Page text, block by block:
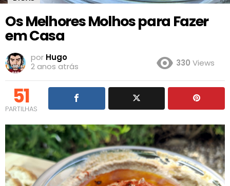
Os Melhores Molhos para Fazer
em Casa
por Hugo
2 anos atrás
330 Views
51
PARTILHAS